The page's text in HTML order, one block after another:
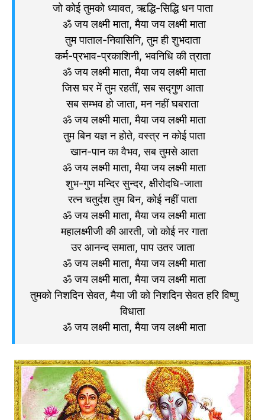
जो कोई तुमको ध्यावत, ऋद्धि-सिद्धि धन पाता
ॐ जय लक्ष्मी माता, मैया जय लक्ष्मी माता
तुम पाताल-निवासिनि, तुम ही शुभदाता
कर्म-प्रभाव-प्रकाशिनी, भवनिधि की त्राता
ॐ जय लक्ष्मी माता, मैया जय लक्ष्मी माता
जिस घर में तुम रहतीं, सब सद्गुण आता
सब सम्भव हो जाता, मन नहीं घबराता
ॐ जय लक्ष्मी माता, मैया जय लक्ष्मी माता
तुम बिन यज्ञ न होते, वस्त्र न कोई पाता
खान-पान का वैभव, सब तुमसे आता
ॐ जय लक्ष्मी माता, मैया जय लक्ष्मी माता
शुभ-गुण मन्दिर सुन्दर, क्षीरोदधि-जाता
रत्न चतुर्दश तुम बिन, कोई नहीं पाता
ॐ जय लक्ष्मी माता, मैया जय लक्ष्मी माता
महालक्ष्मीजी की आरती, जो कोई नर गाता
उर आनन्द समाता, पाप उतर जाता
ॐ जय लक्ष्मी माता, मैया जय लक्ष्मी माता
ॐ जय लक्ष्मी माता, मैया जय लक्ष्मी माता
तुमको निशदिन सेवत, मैया जी को निशदिन सेवत हरि विष्णु
विधाता
ॐ जय लक्ष्मी माता, मैया जय लक्ष्मी माता